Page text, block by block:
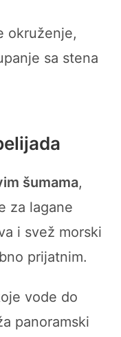
okruženje,
sa stena
šumama,
za lagane
i svež morski
prijatnim.
vode do
panoramski